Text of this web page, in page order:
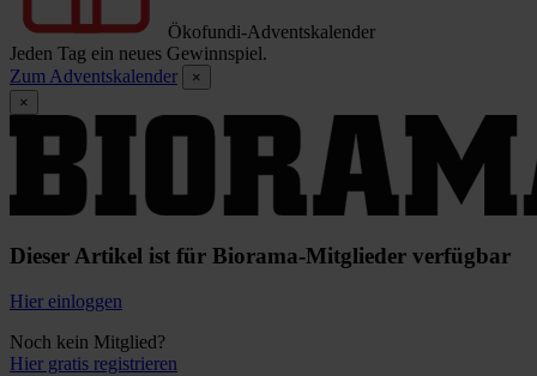
Ökofundi-Adventskalender
Jeden Tag ein neues Gewinnspiel.
Zum Adventskalender
×
×
Dieser Artikel ist für Biorama-Mitglieder verfügbar
Hier einloggen
Noch kein Mitglied?
Hier gratis registrieren